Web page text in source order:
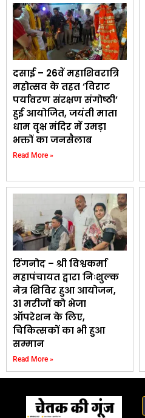
दसाई – 26वें महाशिवरात्रि
महोत्सव के तहत ‘विराट
पर्यावरण संरक्षण संगोष्ठी’
हुई आयोजित, जयंती माता
धाम वृक्ष मंदिर में उमड़ा
भक्तों का जनसैलाब
Read More »
रिंगनोद – श्री विश्वकर्मा
महापंचायत द्वारा निःशुल्क
नेत्र शिविर हुआ आयोजन,
31 मरीजों को भेजा
ऑपरेशन के लिए,
चिकित्सकों का भी हुआ
सम्मान
Read More »